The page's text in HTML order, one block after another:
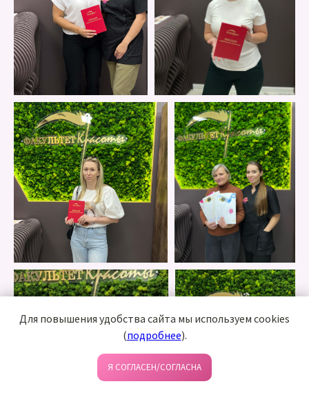
Для повышения удобства сайта мы используем cookies
(подробнее).
Я СОГЛАСЕН/СОГЛАСНА